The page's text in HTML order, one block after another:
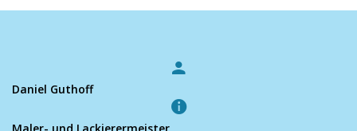
Daniel Guthoff